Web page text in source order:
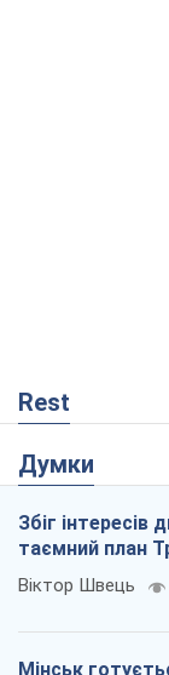
Rest
Думки
Збіг інтересів
таємний план
Віктор Швець
Мінськ